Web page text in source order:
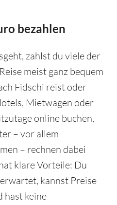
bezahlen
zahlst du viele der
meist ganz bequem
Fidschi reist oder
Mietwagen oder
online buchen,
– vor allem
– rechnen dabei
klare Vorteile: Du
kannst Preise
hast keine